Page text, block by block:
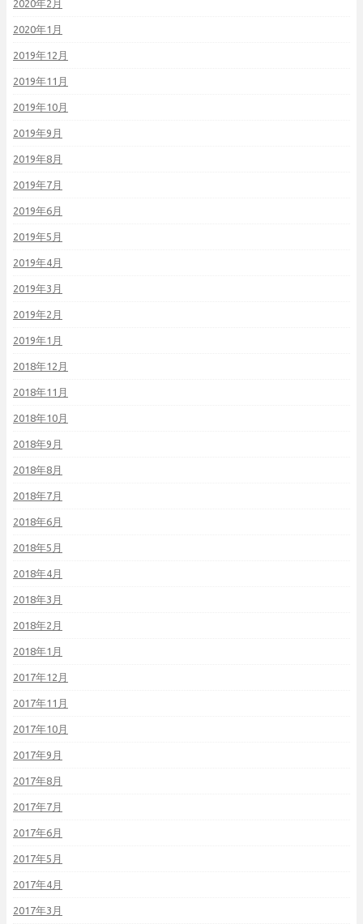
2020年2月
2020年1月
2019年12月
2019年11月
2019年10月
2019年9月
2019年8月
2019年7月
2019年6月
2019年5月
2019年4月
2019年3月
2019年2月
2019年1月
2018年12月
2018年11月
2018年10月
2018年9月
2018年8月
2018年7月
2018年6月
2018年5月
2018年4月
2018年3月
2018年2月
2018年1月
2017年12月
2017年11月
2017年10月
2017年9月
2017年8月
2017年7月
2017年6月
2017年5月
2017年4月
2017年3月